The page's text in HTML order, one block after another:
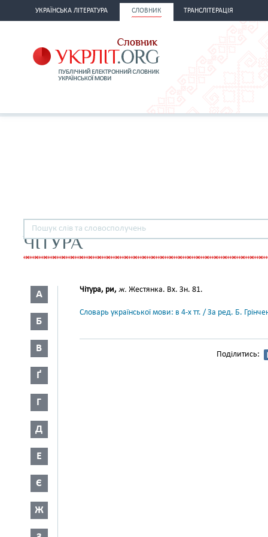
УКРАЇНСЬКА ЛІТЕРАТУРА СЛОВНИК ТРАНСЛІТЕРАЦІЯ
ЧІТУРА
А
Б
В
Ґ
Г
Д
Е
Є
Ж
Чітура, ри, ж. Жестянка. Вх. Зн. 81.
Словарь української мови: в 4-х тт. / За ред. Б.
Поділитись: